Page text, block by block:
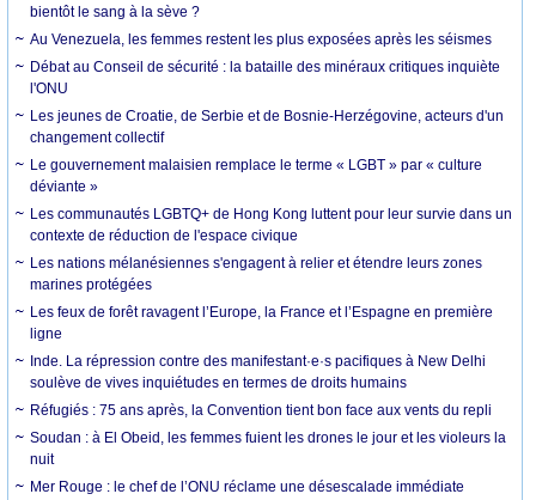
bientôt le sang à la sève ?
Au Venezuela, les femmes restent les plus exposées après les séismes
Débat au Conseil de sécurité : la bataille des minéraux critiques inquiète
l'ONU
Les jeunes de Croatie, de Serbie et de Bosnie-Herzégovine, acteurs d'un
changement collectif
Le gouvernement malaisien remplace le terme « LGBT » par « culture
déviante »
Les communautés LGBTQ+ de Hong Kong luttent pour leur survie dans un
contexte de réduction de l'espace civique
Les nations mélanésiennes s'engagent à relier et étendre leurs zones
marines protégées
Les feux de forêt ravagent l’Europe, la France et l’Espagne en première
ligne
Inde. La répression contre des manifestant·e·s pacifiques à New Delhi
soulève de vives inquiétudes en termes de droits humains
Réfugiés : 75 ans après, la Convention tient bon face aux vents du repli
Soudan : à El Obeid, les femmes fuient les drones le jour et les violeurs la
nuit
Mer Rouge : le chef de l’ONU réclame une désescalade immédiate